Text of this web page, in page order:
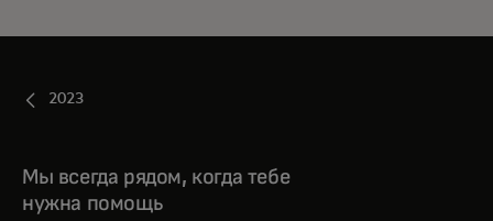
2023
Мы всегда рядом, когда тебе
нужна помощь